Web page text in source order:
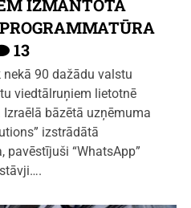
IZMANTOTA
13
90 dažādu valstu
viedtālruņiem lietotnē
bāzētā uzņēmuma
izstrādātā
pavēstījuši “WhatsApp”